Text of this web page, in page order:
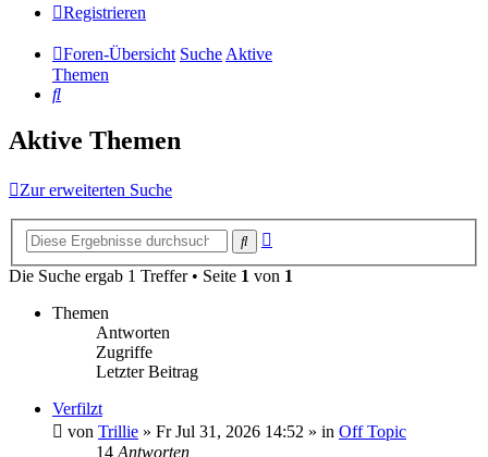
Registrieren
Foren-Übersicht SucheAktive
Themen
Suche
Aktive Themen
Zur erweiterten Suche
Suche
Die Suche ergab 1 Treffer • Seite 1 von 1
Themen
Antworten
Zugriffe
Letzter Beitrag
Verfilzt
von Trillie » Fr Jul 31, 2026 14:52 » in Off Topic
14 Antworten